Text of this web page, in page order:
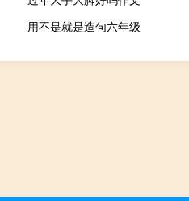
用不是就是造句六年级